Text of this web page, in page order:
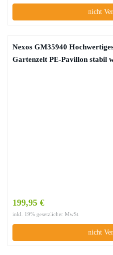
nicht
Nexos GM35940
Gartenzelt PE-Pavillon stabil
199,95 €
inkl. 19% gesetzlicher MwSt.
nicht